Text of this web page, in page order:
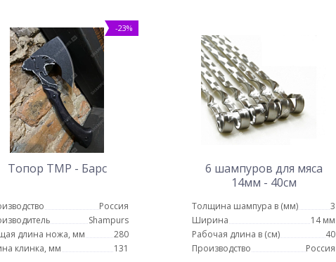
-23%
Топор ТМР - Барс
Россия
Shampurs
длина ножа, мм
280
клинка, мм
131
6 шампуров для мяса
14мм - 40см
Толщина шампура в (мм)
3
Ширина
14 мм
Рабочая длина в (см)
40
Производство
Россия